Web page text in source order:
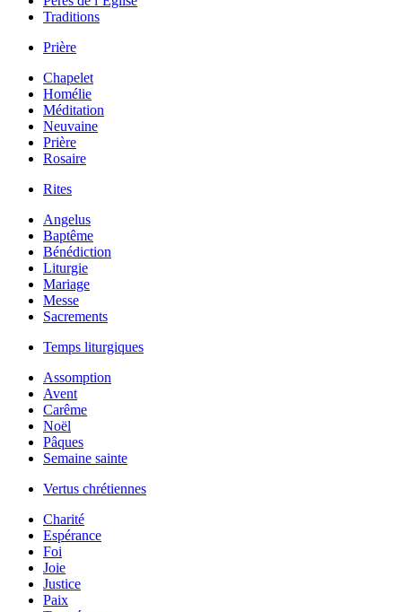
Traditions
Prière
Chapelet
Homélie
Méditation
Neuvaine
Prière
Rosaire
Rites
Angelus
Baptême
Bénédiction
Liturgie
Mariage
Messe
Sacrements
Temps liturgiques
Assomption
Avent
Carême
Noël
Pâques
Semaine sainte
Vertus chrétiennes
Charité
Espérance
Foi
Joie
Justice
Paix